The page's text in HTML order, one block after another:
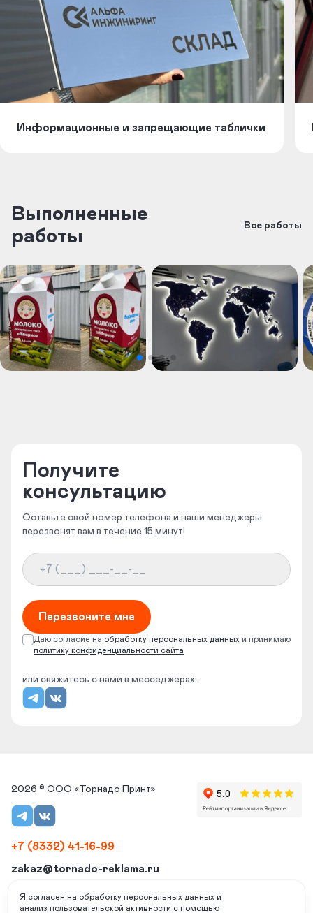
Информационные и запрещающие таблички
Выполненные
работы
Все работы
Получите
консультацию
Оставьте свой номер телефона и наши менеджеры
перезвонят вам в течение 15 минут!
Перезвоните мне
Даю согласие на обработку персональных данных и принимаю
политику конфиденциальности сайта
или свяжитесь с нами в месседжерах:
2026 © ООО «Торнадо Принт»
+7 (8332) 41-16-99
zakaz@tornado-reklama.ru
г. Киров, ул. Народная 28/1, 2 эт., оф. 01
Я согласен на обработку персональных данных и
анализ пользовательской активности с помощью